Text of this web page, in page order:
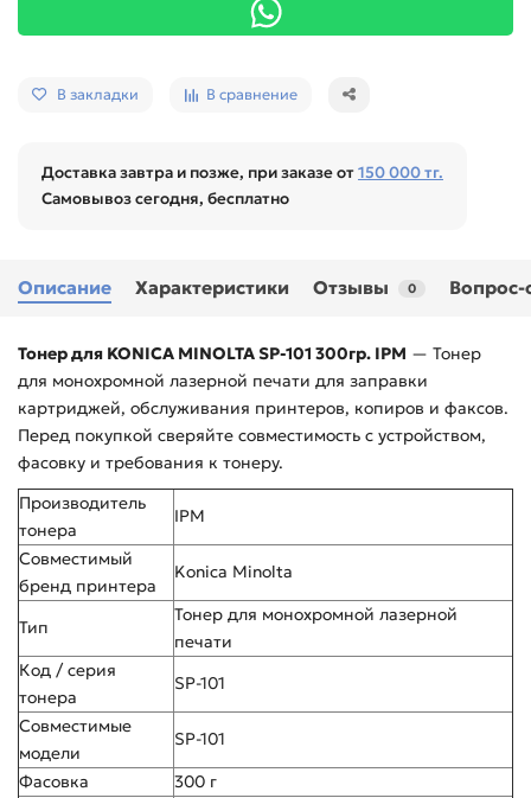
В закладки В сравнение
Доставка завтра и позже, при заказе от150 000 тг.
Самовывоз сегодня, бесплатно
Описание Характеристики Отзывы 0 Вопрос-
Тонер для KONICA MINOLTA SP-101 300гр. IPM — Тонер
для монохромной лазерной печати для заправки
картриджей, обслуживания принтеров, копиров и факсов.
Перед покупкой сверяйте совместимость с устройством,
фасовку и требования к тонеру.
Производитель
тонера
IPM
Совместимый
бренд принтера
Konica Minolta
Тип
Тонер для монохромной лазерной
печати
Код / серия
тонера
SP-101
Совместимые
модели
SP-101
Фасовка
300 г